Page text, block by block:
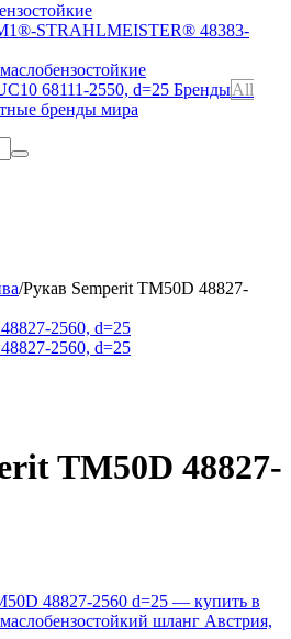
маслобензостойкие
БрендыAll
бренды мира
/Рукав Semperit TM50D 48827-
TM50D 48827-